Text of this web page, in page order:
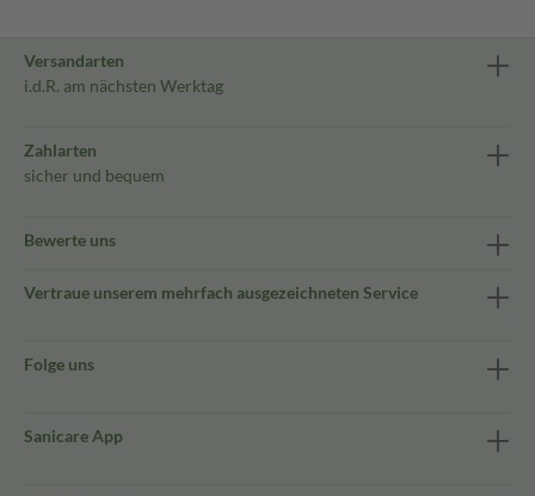
Versandarten
i.d.R. am nächsten Werktag
Zahlarten
sicher und bequem
Bewerte uns
Vertraue unserem mehrfach ausgezeichneten Service
Folge uns
Sanicare App